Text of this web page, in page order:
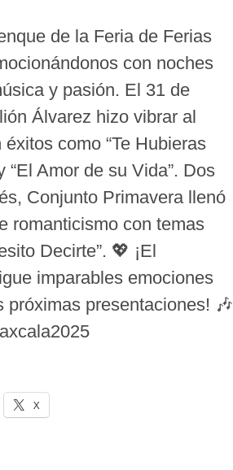
de la Feria de Ferias
con noches
y pasión. El 31 de
Álvarez hizo vibrar al
como “Te Hubieras
“El Amor de su Vida”. Dos
Conjunto Primavera llenó
romanticismo con temas
Decirte”. 💖 ¡El
imparables emociones
próximas presentaciones! 🎶
X